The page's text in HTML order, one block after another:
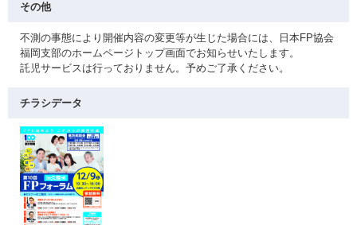
その他
不測の事態により開催内容の変更等が生じた場合には、日本FP協会
福岡支部のホームページトップ画面でお知らせいたします。
託児サービスは行っておりません。予めご了承ください。
チラシデータ